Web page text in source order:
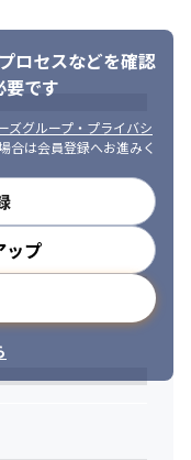
ロセスなどを確認
要です
ズグループ・プライバシ
合は会員登録へお進みく
ップ